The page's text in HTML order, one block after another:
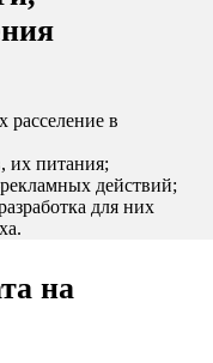
расселение в
их питания;
действий;
для них
на